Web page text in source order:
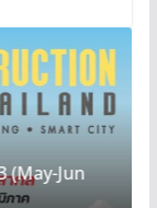
(May-Jun